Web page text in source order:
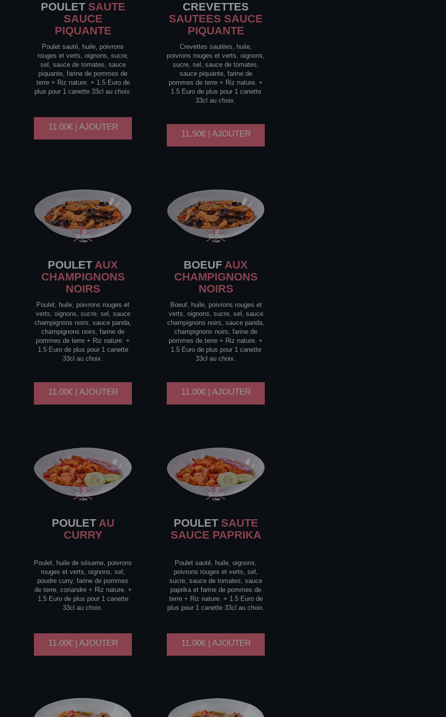
POULETSAUTE
SAUCE
PIQUANTE
Poulet sauté, huile, poivrons
rouges et verts, oignons, sucre,
sel, sauce de tomates, sauce
piquante, farine de pommes de
terre + Riz nature. + 1.5 Euro de
plus pour 1 canette 33cl au choix.
11.00€ | AJOUTER
CREVETTES
SAUTEES SAUCE
PIQUANTE
Crevettes sautées, huile,
poivrons rouges et verts, oignons,
sucre, sel, sauce de tomates,
sauce piquante, farine de
pommes de terre + Riz nature. +
1.5 Euro de plus pour 1 canette
33cl au choix.
11.50€ | AJOUTER
POULETAUX
CHAMPIGNONS
NOIRS
Poulet, huile, poivrons rouges et
verts, oignons, sucre, sel, sauce
champignons noirs, sauce panda,
champignons noirs, farine de
pommes de terre + Riz nature. +
1.5 Euro de plus pour 1 canette
33cl au choix.
11.00€ | AJOUTER
BOEUF AUX
CHAMPIGNONS
NOIRS
Boeuf, huile, poivrons rouges et
verts, oignons, sucre, sel, sauce
champignons noirs, sauce panda,
champignons noirs, farine de
pommes de terre + Riz nature. +
1.5 Euro de plus pour 1 canette
33cl au choix.
11.00€ | AJOUTER
POULETAU
CURRY
Poulet, huile de sésame, poivrons
rouges et verts, oignons, sel,
poudre curry, farine de pommes
de terre, coriandre + Riz nature. +
1.5 Euro de plus pour 1 canette
33cl au choix.
11.00€ | AJOUTER
POULETSAUTE
SAUCE PAPRIKA
Poulet sauté, huile, oignons,
poivrons rouges et verts, sel,
sucre, sauce de tomates, sauce
paprika et farine de pommes de
terre + Riz nature. + 1.5 Euro de
plus pour 1 canette 33cl au choix.
11.00€ | AJOUTER